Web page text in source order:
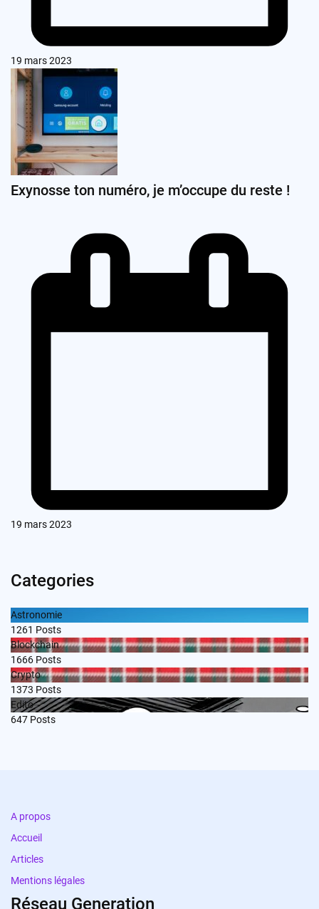
19 mars 2023
Exynosse ton numéro, je m’occupe du reste !
19 mars 2023
Categories
Astronomie
1261 Posts
Blockchain
1666 Posts
Crypto
1373 Posts
Edito
647 Posts
A propos
Accueil
Articles
Mentions légales
Réseau Generation